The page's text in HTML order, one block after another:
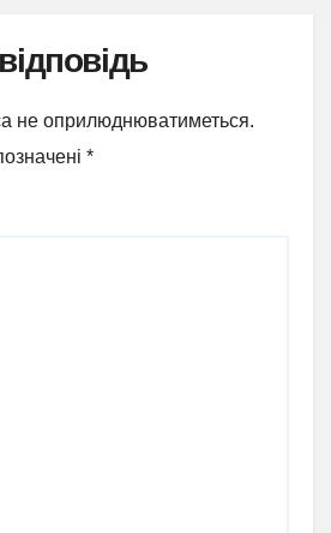
не оприлюднюватиметься.
*